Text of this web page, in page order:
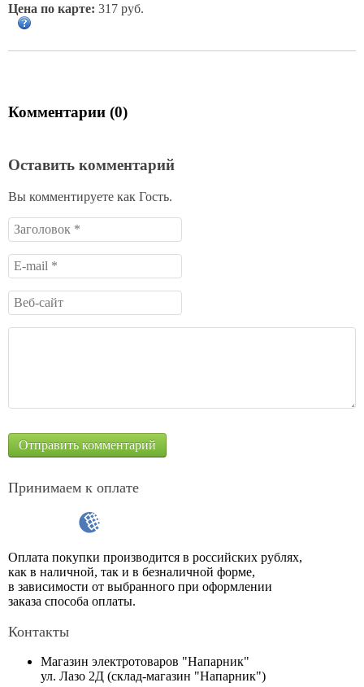
Цена по карте: 317 руб.
Комментарии (0)
Оставить комментарий
Вы комментируете как Гость.
Принимаем к оплате
Оплата покупки производится в российских рублях,
как в наличной, так и в безналичной форме,
в зависимости от выбранного при оформлении
заказа способа оплаты.
Контакты
Магазин электротоваров "Напарник"
ул. Лазо 2Д (склад-магазин "Напарник")